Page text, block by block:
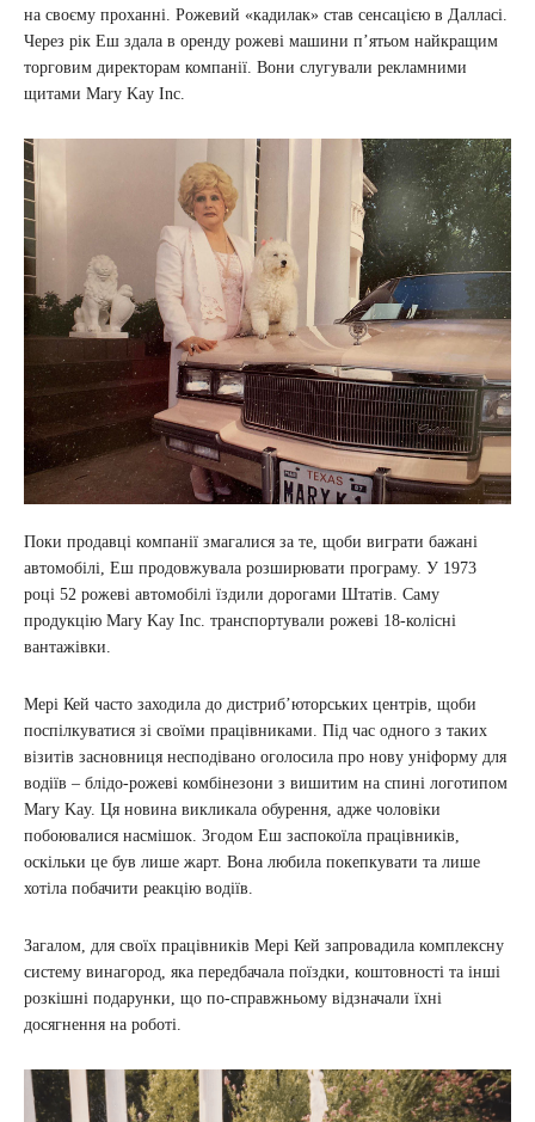
на своєму проханні. Рожевий «кадилак» став сенсацією в Далласі.
Через рік Еш здала в оренду рожеві машини п’ятьом найкращим
торговим директорам компанії. Вони слугували рекламними
щитами Mary Kay Inc.
Поки продавці компанії змагалися за те, щоби виграти бажані
автомобілі, Еш продовжувала розширювати програму. У 1973
році 52 рожеві автомобілі їздили дорогами Штатів. Саму
продукцію Mary Kay Inc. транспортували рожеві 18-колісні
вантажівки.
Мері Кей часто заходила до дистриб’юторських центрів, щоби
поспілкуватися зі своїми працівниками. Під час одного з таких
візитів засновниця несподівано оголосила про нову уніформу для
водіїв – блідо-рожеві комбінезони з вишитим на спині логотипом
Mary Kay. Ця новина викликала обурення, адже чоловіки
побоювалися насмішок. Згодом Еш заспокоїла працівників,
оскільки це був лише жарт. Вона любила покепкувати та лише
хотіла побачити реакцію водіїв.
Загалом, для своїх працівників Мері Кей запровадила комплексну
систему винагород, яка передбачала поїздки, коштовності та інші
розкішні подарунки, що по-справжньому відзначали їхні
досягнення на роботі.